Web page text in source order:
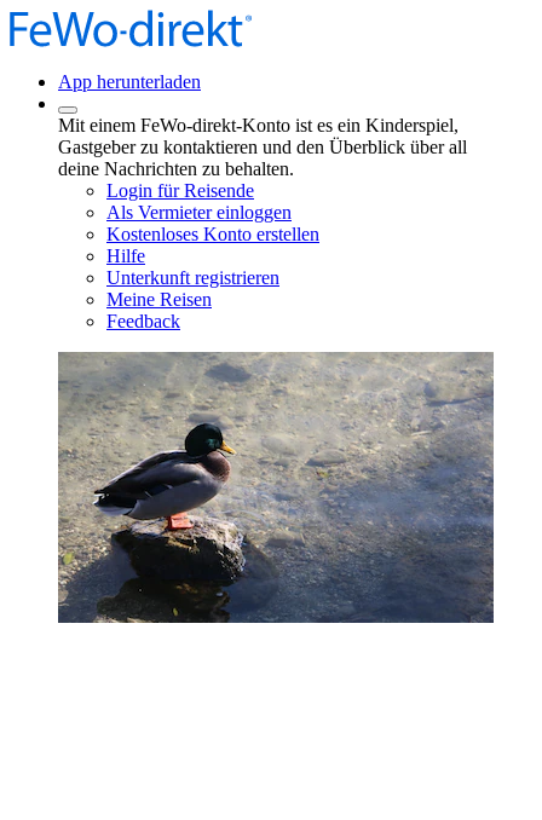
App herunterladen
Mit einem FeWo-direkt-Konto ist es ein Kinderspiel,
Gastgeber zu kontaktieren und den Überblick über all
deine Nachrichten zu behalten.
Login für Reisende
Als Vermieter einloggen
Kostenloses Konto erstellen
Hilfe
Unterkunft registrieren
Meine Reisen
Feedback